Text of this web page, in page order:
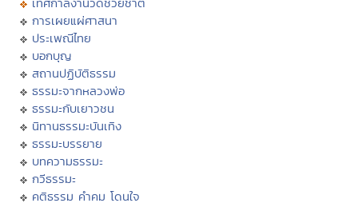
การเผยแผ่ศาสนา
ประเพณีไทย
บอกบุญ
สถานปฏิบัติธรรม
ธรรมะจากหลวงพ่อ
ธรรมะกับเยาวชน
นิทานธรรมะบันเทิง
ธรรมะบรรยาย
บทความธรรมะ
กวีธรรมะ
คติธรรม คำคม โดนใจ